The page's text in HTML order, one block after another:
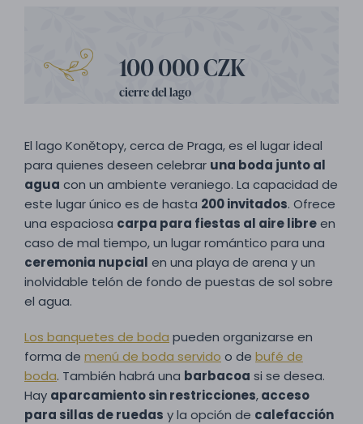
100 000 CZK
cierre del lago
El lago Konětopy, cerca de Praga, es el lugar ideal
para quienes deseen celebrar una boda junto al
agua con un ambiente veraniego. La capacidad de
este lugar único es de hasta 200 invitados. Ofrece
una espaciosa carpa para fiestas al aire libreen
caso de mal tiempo, un lugar romántico para una
ceremonia nupcial en una playa de arena y un
inolvidable telón de fondo de puestas de sol sobre
el agua.
Los banquetes de boda pueden organizarse en
forma de menú de boda servido o de bufé de
boda. También habrá una barbacoa si se desea.
Hay aparcamiento sin restricciones,acceso
para sillas de ruedas y la opción de calefacción